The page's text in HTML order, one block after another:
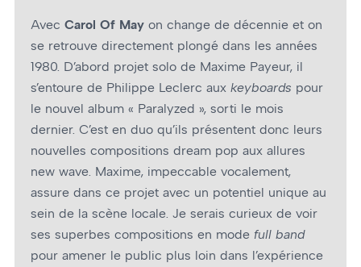
Avec Carol Of May on change de décennie et on
se retrouve directement plongé dans les années
1980. D’abord projet solo de Maxime Payeur, il
s’entoure de Philippe Leclerc aux keyboards pour
le nouvel album « Paralyzed », sorti le mois
dernier. C’est en duo qu’ils présentent donc leurs
nouvelles compositions dream pop aux allures
new wave. Maxime, impeccable vocalement,
assure dans ce projet avec un potentiel unique au
sein de la scène locale. Je serais curieux de voir
ses superbes compositions en mode full band
pour amener le public plus loin dans l’expérience